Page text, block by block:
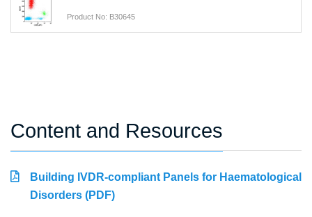
Product No: B30645
Content and Resources
Building IVDR-compliant Panels for Haematological
Disorders (PDF)